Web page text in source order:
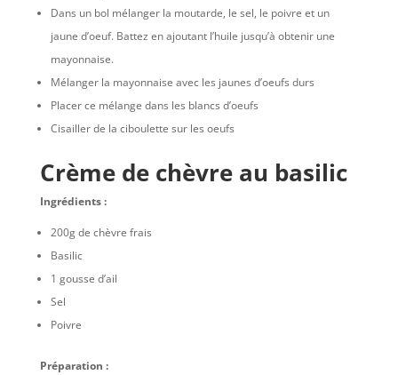
Dans un bol mélanger la moutarde, le sel, le poivre et un
jaune d’oeuf. Battez en ajoutant l’huile jusqu’à obtenir une
mayonnaise.
Mélanger la mayonnaise avec les jaunes d’oeufs durs
Placer ce mélange dans les blancs d’oeufs
Cisailler de la ciboulette sur les oeufs
Crème de chèvre au basilic
Ingrédients :
200g de chèvre frais
Basilic
1 gousse d’ail
Sel
Poivre
Préparation :